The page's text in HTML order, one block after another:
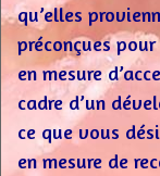
qu’elles
préconçues
en mesure
cadre d’un
ce que vous
en mesure de